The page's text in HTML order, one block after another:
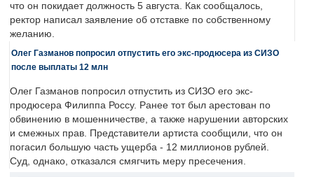
что он покидает должность 5 августа. Как сообщалось,
ректор написал заявление об отставке по собственному
желанию.
Олег Газманов попросил отпустить его экс-продюсера из СИЗО
после выплаты 12 млн
Олег Газманов попросил отпустить из СИЗО его экс-
продюсера Филиппа Россу. Ранее тот был арестован по
обвинению в мошенничестве, а также нарушении авторских
и смежных прав. Представители артиста сообщили, что он
погасил большую часть ущерба - 12 миллионов рублей.
Суд, однако, отказался смягчить меру пресечения.